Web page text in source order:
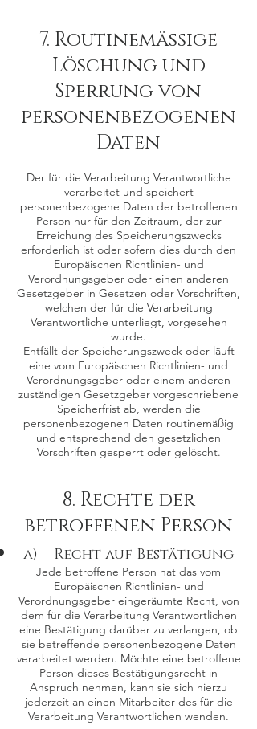
7. Routinemäßige
Löschung und
Sperrung von
personenbezogenen
Daten
Der für die Verarbeitung Verantwortliche
verarbeitet und speichert
personenbezogene Daten der betroffenen
Person nur für den Zeitraum, der zur
Erreichung des Speicherungszwecks
erforderlich ist oder sofern dies durch den
Europäischen Richtlinien- und
Verordnungsgeber oder einen anderen
Gesetzgeber in Gesetzen oder Vorschriften,
welchen der für die Verarbeitung
Verantwortliche unterliegt, vorgesehen
wurde.
Entfällt der Speicherungszweck oder läuft
eine vom Europäischen Richtlinien- und
Verordnungsgeber oder einem anderen
zuständigen Gesetzgeber vorgeschriebene
Speicherfrist ab, werden die
personenbezogenen Daten routinemäßig
und entsprechend den gesetzlichen
Vorschriften gesperrt oder gelöscht.
8. Rechte der
betroffenen Person
a) Recht auf Bestätigung
Jede betroffene Person hat das vom
Europäischen Richtlinien- und
Verordnungsgeber eingeräumte Recht, von
dem für die Verarbeitung Verantwortlichen
eine Bestätigung darüber zu verlangen, ob
sie betreffende personenbezogene Daten
verarbeitet werden. Möchte eine betroffene
Person dieses Bestätigungsrecht in
Anspruch nehmen, kann sie sich hierzu
jederzeit an einen Mitarbeiter des für die
Verarbeitung Verantwortlichen wenden.